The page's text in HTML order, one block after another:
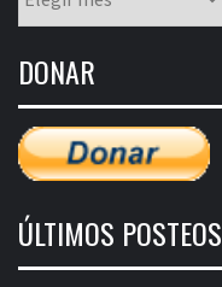
mensual
entradas
DONAR
ÚLTIMOS POSTEOS